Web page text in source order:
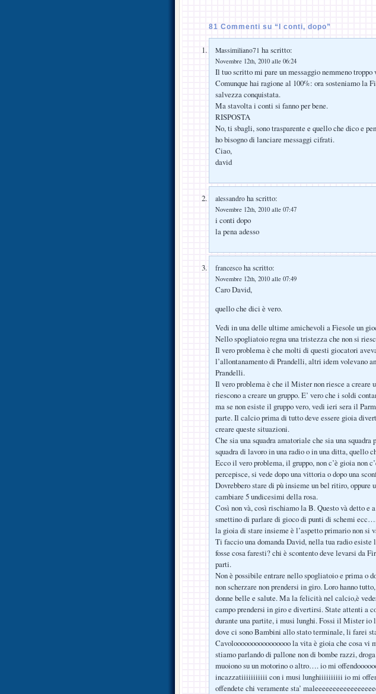
81 Commenti su “I conti, dopo”
Massimiliano71 ha scritto:
Novembre 12th, 2010 alle 06:24
Il tuo scritto mi pare un messaggio nemmeno troppo
Comunque hai ragione al 100%: ora sosteniamo la
salvezza conquistata.
Ma stavolta i conti si fanno per bene.
RISPOSTA
No, ti sbagli, sono trasparente e quello che dico e
ho bisogno di lanciare messaggi cifrati.
Ciao,
david
alessandro ha scritto:
Novembre 12th, 2010 alle 07:47
i conti dopo
la pena adesso
francesco ha scritto:
Novembre 12th, 2010 alle 07:49
Caro David,
quello che dici è vero.
Vedi in una delle ultime amichevoli a Fiesole un
Nello spogliatoio regna una tristezza che non si
Il vero problema è che molti di questi giocatori
l’allontanamento di Prandelli, altri idem volevano
Prandelli.
Il vero problema è che il Mister non riesce a creare
riescono a creare un gruppo. E’ vero che i soldi
ma se non esiste il gruppo vero, vedi ieri sera il
parte. Il calcio prima di tutto deve essere gioia
creare queste situazioni.
Che sia una squadra amatoriale che sia una squadra
squadra di lavoro in una radio o in una ditta, quello
Ecco il vero problema, il gruppo, non c’è gioia non
percepisce, si vede dopo una vittoria o dopo una
Dovrebbero stare di pù insieme un bel ritiro, oppure
cambiare 5 undicesimi della rosa.
Così non và, così rischiamo la B. Questo và detto e
smettino di parlare di gioco di punti di schemi
la gioia di stare insieme è l’aspetto primario non si
Ti faccio una domanda David, nella tua radio esiste
fosse cosa faresti? chi è scontento deve levarsi da
parti.
Non è possibile entrare nello spogliatoio e prima o
non scherzare non prendersi in giro. Loro hanno
donne belle e salute. Ma la felicità nel calcio,è
campo prendersi in giro e divertirsi. State attenti a
durante una partite, i musi lunghi. Fossi il Mister io
dove ci sono Bambini allo stato terminale, li farei
Cavoloooooooooooooooo la vita è gioia che cosa vi
stiamo parlando di pallone non di bombe razzi,
muoiono su un motorino o altro…. io mi
incazzatiiiiiiiiiii con i musi lunghiiiiiiiiii io mi
offendete chi veramente sta’